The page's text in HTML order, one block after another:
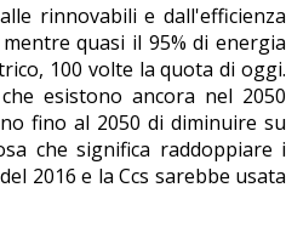
rinnovabili e dall'efficienza
quasi il 95% di energia
100 volte la quota di oggi.
esistono ancora nel 2050
fino al 2050 di diminuire su
che significa raddoppiare i
2016 e la Ccs sarebbe usata